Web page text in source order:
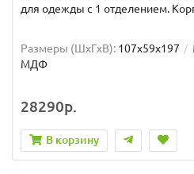
для одежды с 1 отделением.
Размеры (ШxГxВ): 107x59x197
МДФ
28290р.
В корзину